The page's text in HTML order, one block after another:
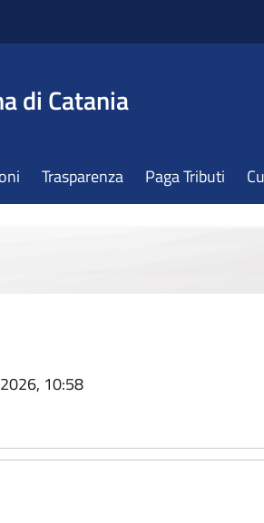
di Catania
Trasparenza Paga Tributi
10:58